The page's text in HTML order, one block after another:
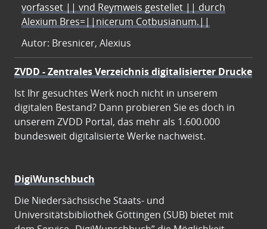
vorfasset || vnd Reymweis gestellet || durch
Alexium Bres=||nicerum Cotbusianum.||
Autor: Bresnicer, Alexius
ZVDD - Zentrales Verzeichnis digitalisierter Drucke
Ist Ihr gesuchtes Werk noch nicht in unserem
digitalen Bestand? Dann probieren Sie es doch in
unserem ZVDD Portal, das mehr als 1.600.000
bundesweit digitalisierte Werke nachweist.
DigiWunschbuch
Die Niedersächsische Staats- und
Universitätsbibliothek Göttingen (SUB) bietet mit